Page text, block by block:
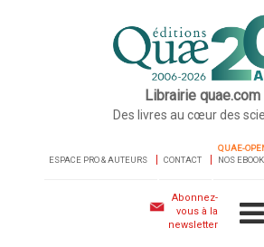
Librairie quae.com
Des livres au cœur des
ESPACE PRO & AUTEURS CONTACT
QUAE-
NOS
Abonnez-
vous à la
newsletter